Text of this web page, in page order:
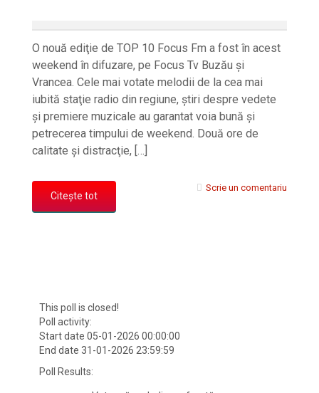
O nouă ediţie de TOP 10 Focus Fm a fost în acest
weekend în difuzare, pe Focus Tv Buzău şi
Vrancea. Cele mai votate melodii de la cea mai
iubită staţie radio din regiune, ştiri despre vedete
şi premiere muzicale au garantat voia bună şi
petrecerea timpului de weekend. Două ore de
calitate şi distracţie, […]
Citește tot
Scrie un comentariu
This poll is closed!
Poll activity:
Start date 05-01-2026 00:00:00
End date 31-01-2026 23:59:59
Poll Results: